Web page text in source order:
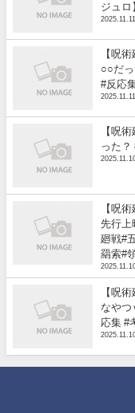
ジュ
2025.11.11
【呪
○○だ
#反応
2025.11.11
【呪
った？
【呪
先行上
廻戦#
羂索#
【呪
なや
応集 #